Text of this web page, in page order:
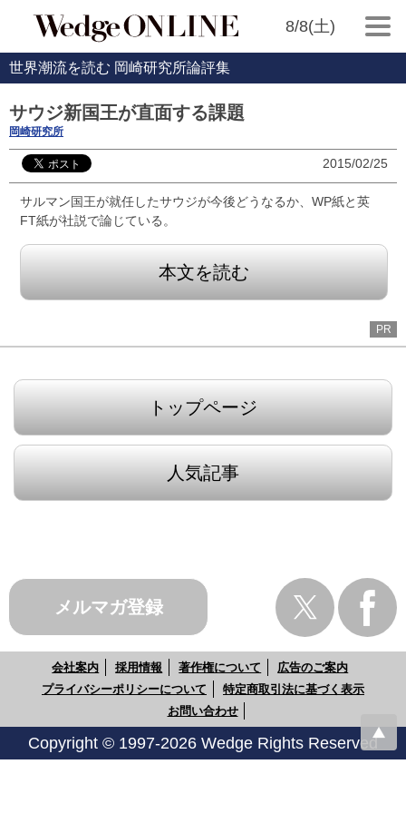
8/8(土)
世界潮流を読む 岡崎研究所論評集
サウジ新国王が直面する課題
岡崎研究所
2015/02/25
サルマン国王が就任したサウジが今後どうなるか、WP紙と英
FT紙が社説で論じている。
本文を読む
PR
トップページ
人気記事
メルマガ登録
会社案内 採用情報 著作権について
広告のご案内
プライバシーポリシーについて
特定商取引法に基づく表示
お問い合わせ
Copyright © 1997-2026 Wedge Rights Reserved